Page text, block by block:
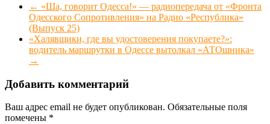
← «Ша, говорит Одесса!» — радиопередача от «Фронта
Одесского Сопротивления» на Радио «Республика»
(Выпуск 25)
«Халявщики, где вы удостоверения покупаете?»:
водитель маршрутки в Одессе вытолкал «АТОшника»
→
Добавить комментарий
Ваш адрес email не будет опубликован. Обязательные поля
помечены *